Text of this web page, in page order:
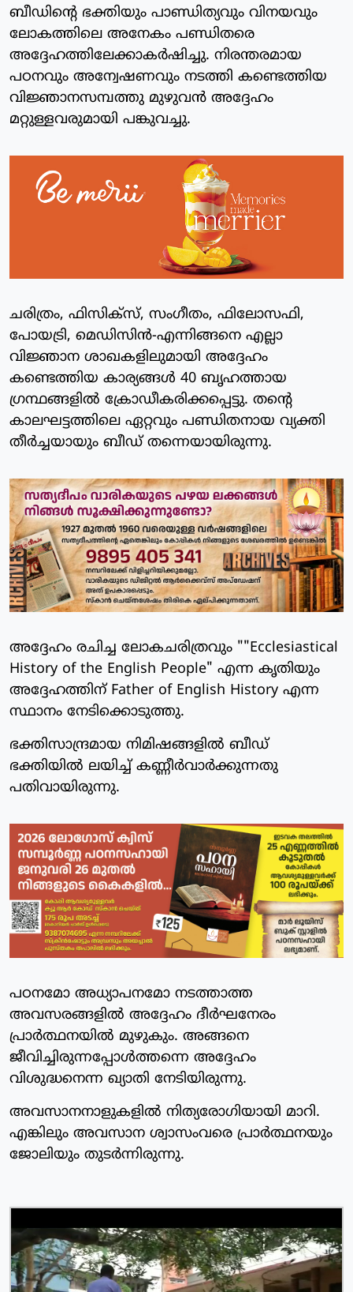
ബീഡിന്റെ ഭക്തിയും പാണ്ഡിത്യവും വിനയവും
ലോകത്തിലെ അനേകം പണ്ഡിതരെ
അദ്ദേഹത്തിലേക്കാകര്‍ഷിച്ചു. നിരന്തരമായ
പഠനവും അന്വേഷണവും നടത്തി കണ്ടെത്തിയ
വിജ്ഞാനസമ്പത്തു മുഴുവന്‍ അദ്ദേഹം
മറ്റുള്ളവരുമായി പങ്കുവച്ചു.
ചരിത്രം, ഫിസിക്‌സ്, സംഗീതം, ഫിലോസഫി,
പോയട്രി, മെഡിസിന്‍-എന്നിങ്ങനെ എല്ലാ
വിജ്ഞാന ശാഖകളിലുമായി അദ്ദേഹം
കണ്ടെത്തിയ കാര്യങ്ങള്‍ 40 ബൃഹത്തായ
ഗ്രന്ഥങ്ങളില്‍ ക്രോഡീകരിക്കപ്പെട്ടു. തന്റെ
കാലഘട്ടത്തിലെ ഏറ്റവും പണ്ഡിതനായ വ്യക്തി
തീര്‍ച്ചയായും ബീഡ് തന്നെയായിരുന്നു.
അദ്ദേഹം രചിച്ച ലോകചരിത്രവും ""Ecclesiastical
History of the English People" എന്ന കൃതിയും
അദ്ദേഹത്തിന് Father of English History എന്ന
സ്ഥാനം നേടിക്കൊടുത്തു.
ഭക്തിസാന്ദ്രമായ നിമിഷങ്ങളില്‍ ബീഡ്
ഭക്തിയില്‍ ലയിച്ച് കണ്ണീര്‍വാര്‍ക്കുന്നതു
പതിവായിരുന്നു.
പഠനമോ അധ്യാപനമോ നടത്താത്ത
അവസരങ്ങളില്‍ അദ്ദേഹം ദീര്‍ഘനേരം
പ്രാര്‍ത്ഥനയില്‍ മുഴുകും. അങ്ങനെ
ജീവിച്ചിരുന്നപ്പോള്‍ത്തന്നെ അദ്ദേഹം
വിശുദ്ധനെന്ന ഖ്യാതി നേടിയിരുന്നു.
അവസാനനാളുകളില്‍ നിത്യരോഗിയായി മാറി.
എങ്കിലും അവസാന ശ്വാസംവരെ പ്രാര്‍ത്ഥനയും
ജോലിയും തുടര്‍ന്നിരുന്നു.